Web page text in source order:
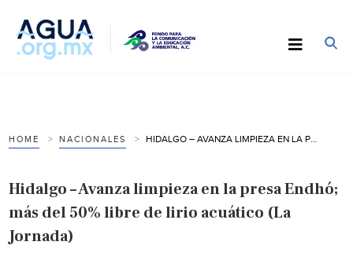
HOME NACIONALES
Hidalgo – Avanza limpieza en la presa Endhó;
más del 50% libre de lirio acuático (La
Jornada)